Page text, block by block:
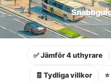
✅ Jämför 4 uthyrare
🧾 Tydliga villkor